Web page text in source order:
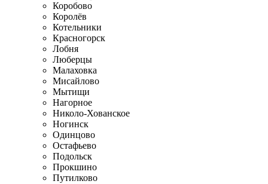
Коробово
Королёв
Котельники
Красногорск
Лобня
Люберцы
Малаховка
Мисайлово
Мытищи
Нагорное
Николо-Хованское
Ногинск
Одинцово
Остафьево
Подольск
Прокшино
Путилково